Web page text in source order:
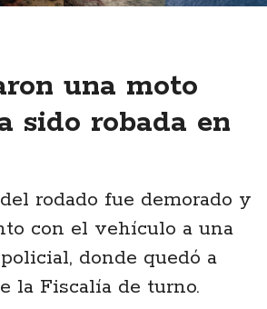
una moto
sido robada en
rodado fue demorado y
con el vehículo a una
donde quedó a
la Fiscalía de turno.